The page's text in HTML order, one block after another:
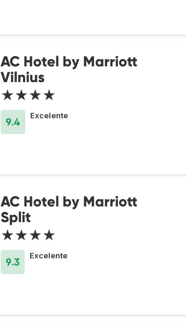
AC Hotel by Marriott
Vilnius
★★★★
9.4
Excelente
AC Hotel by Marriott
Split
★★★★
9.3
Excelente